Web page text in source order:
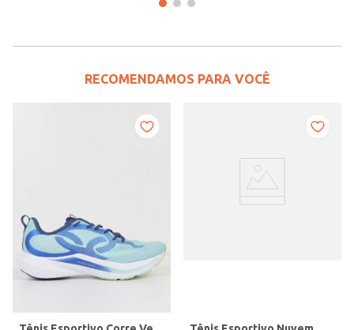
RECOMENDAMOS PARA VOCÊ